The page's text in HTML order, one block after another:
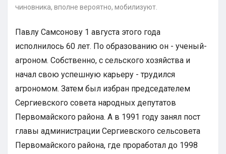
чиновника, вполне вероятно, мобилизуют.
Павлу Самсонову 1 августа этого года
исполнилось 60 лет. По образованию он - ученый-
агроном. Собственно, с сельского хозяйства и
начал свою успешную карьеру - трудился
агрономом. Затем был избран председателем
Сергиевского совета народных депутатов
Первомайского района. А в 1991 году занял пост
главы администрации Сергиевского сельсовета
Первомайского района, где проработал до 1998